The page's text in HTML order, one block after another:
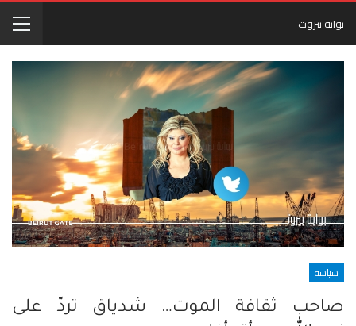
بوابة بيروت
سياسة
صاحب ثقافة الموت… شدياق تردّ على